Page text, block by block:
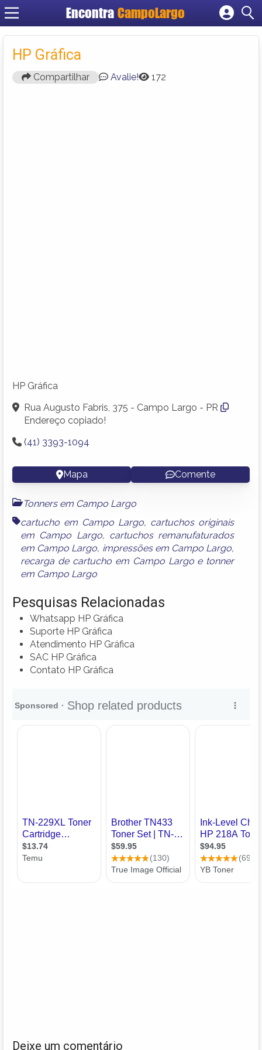
Encontra CampoLargo
Cadastrar empresa
HP Gráfica
Compartilhar Avalie! 172
HP Gráfica
Rua Augusto Fabris, 375 - Campo Largo - PR
Endereço copiado!
(41) 3393-1094
Mapa Comente
Tonners em Campo Largo
cartucho em Campo Largo, cartuchos originais
em Campo Largo, cartuchos remanufaturados
em Campo Largo, impressões em Campo Largo,
recarga de cartucho em Campo Largoe tonner
em Campo Largo
Pesquisas Relacionadas
Whatsapp HP Gráfica
Suporte HP Gráfica
Atendimento HP Gráfica
SAC HP Gráfica
Contato HP Gráfica
Deixe um comentário